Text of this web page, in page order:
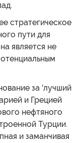
стратегическое
пути для
является не
за 'лучший
и Грецией
нефтяного
Турции.
и заманчивая